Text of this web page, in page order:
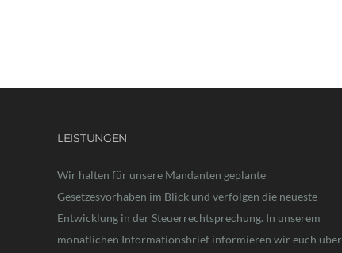
LEISTUNGEN
Wir halten für unsere Mandanten geplante
Gesetzesvorhaben im Blick und verfolgen die neueste
Entwicklung in der Steuerrechtsprechung. In unserem
monatlichen Informationsbrief informieren wir euch über